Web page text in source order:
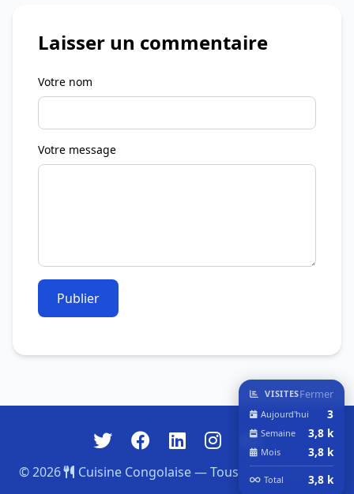
Laisser un commentaire
Votre nom
Votre message
Publier
© 2026 Cuisine Congolaise — Tous droits réservés.
VISITESFermer
Aujourd'hui 3
Semaine 3,8 k
Mois 3,8 k
Total 3,8 k